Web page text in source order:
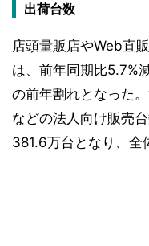
出荷台数
店頭量販店やWeb直
は、前年同期比5.7%
の前年割れとなった
などの法人向け販売
381.6万台となり、全